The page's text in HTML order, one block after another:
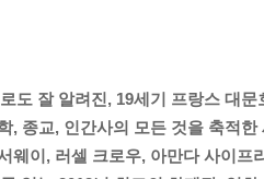
로도 잘 알려진, 19세기 프랑스 대
, 종교, 인간사의 모든 것을 축적한
웨이, 러셀 크로우, 아만다 사이프